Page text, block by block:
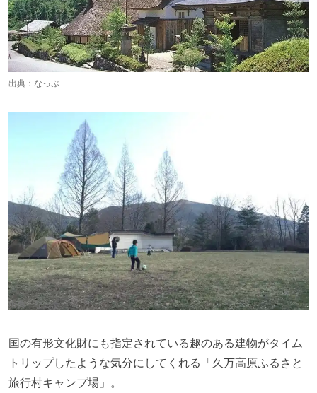
出典： なっぷ
出典：なっぷ
国の有形文化財にも指定されている趣のある建物がタイム
トリップしたような気分にしてくれる「久万高原ふるさと
旅行村キャンプ場」。